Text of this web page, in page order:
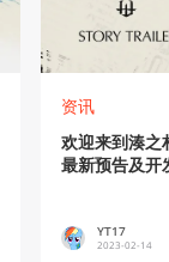
资讯
欢迎来到湊之
最新预告及开
YT17
2023-02-14